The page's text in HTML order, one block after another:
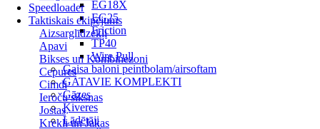
Speedloader
Taktiskais ekipējums
Aizsarglīdzekļi
Apavi
Bikses un Kombinezoni
Cepures
Cimdi
Ieroču siksnas
Jostas
Krekli un Jakas
EG18X
EG25
Friction
TP40
Wire Pull
Gaisa baloni peintbolam/airsoftam
GATAVIE KOMPLEKTI
Gāzes
Ķiveres
Lādētāji